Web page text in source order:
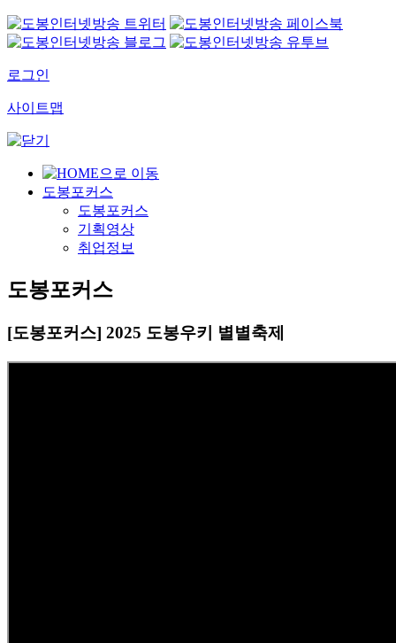
로그인
사이트맵
도봉포커스
도봉포커스
기획영상
취업정보
도봉포커스
[도봉포커스] 2025 도봉우키 별별축제